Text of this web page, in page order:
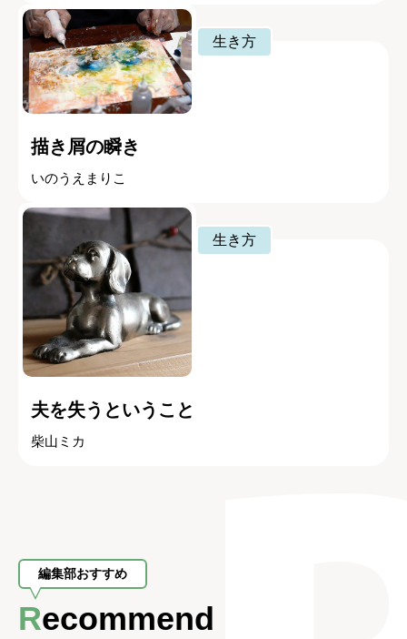
生き方
描き屑の瞬き
いのうえまりこ
生き方
夫を失うということ
柴山ミカ
編集部おすすめ
Recommend